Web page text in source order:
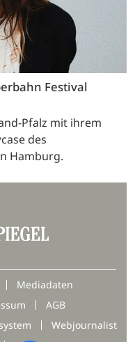
Festival
Pfalz mit ihrem
des
Hamburg.
Mediadaten
AGB
Webjournalist